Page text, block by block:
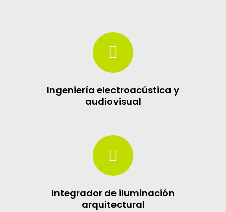
Ingeniería electroacústica y
audiovisual
Integrador de iluminación
arquitectural